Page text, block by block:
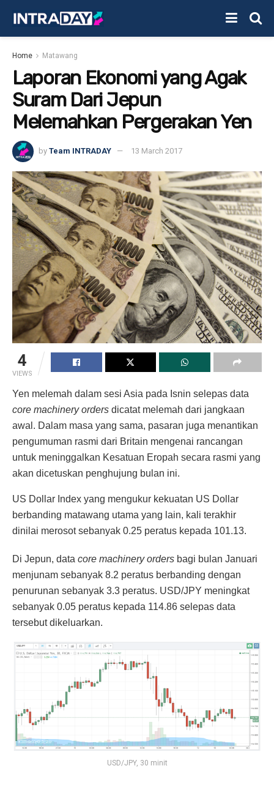
Home Matawang
Laporan Ekonomi yang Agak
Suram Dari Jepun
Melemahkan Pergerakan Yen
by Team INTRADAY 13 March 2017
4
VIEWS
Yen melemah dalam sesi Asia pada Isnin selepas data
core machinery orders dicatat melemah dari jangkaan
awal. Dalam masa yang sama, pasaran juga menantikan
pengumuman rasmi dari Britain mengenai rancangan
untuk meninggalkan Kesatuan Eropah secara rasmi yang
akan dicetuskan penghujung bulan ini.
US Dollar Index yang mengukur kekuatan US Dollar
berbanding matawang utama yang lain, kali terakhir
dinilai merosot sebanyak 0.25 peratus kepada 101.13.
Di Jepun, data core machinery orders bagi bulan Januari
menjunam sebanyak 8.2 peratus berbanding dengan
penurunan sebanyak 3.3 peratus. USD/JPY meningkat
sebanyak 0.05 peratus kepada 114.86 selepas data
tersebut dikeluarkan.
USD/JPY, 30 minit